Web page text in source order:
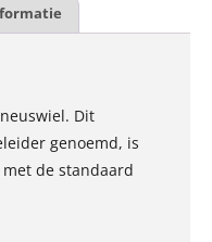
Dit
genoemd, is
de standaard